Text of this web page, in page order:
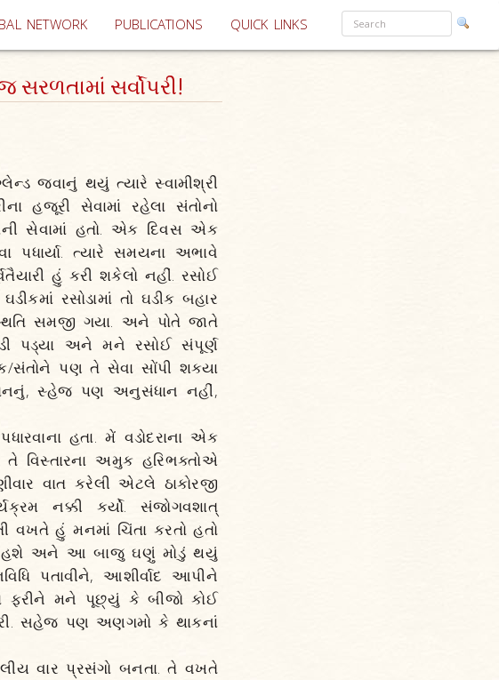
NETWORK PUBLICATIONS QUICK LINKS
સર્વોપરી!
જવાનું થયું ત્યારે સ્વામીશ્રી
હજૂરી સેવામાં રહેલા સંતોનો
સેવામાં હતો. એક દિવસ એક
પધાર્યા. ત્યારે સમયના અભાવે
હું કરી શકેલો નહીં. રસોઈ
રસોડામાં તો ઘડીક બહાર
સમજી ગયા. અને પોતે જાતે
પડ્યા અને મને રસોઈ સંપૂર્ણ
સંતોને પણ તે સેવા સોંપી શક્યા
સ્હેજ પણ અનુસંધાન નહીં,
હતા. મેં વડોદરાના એક
તે વિસ્તારના અમુક હરિભક્તોએ
વાત કરેલી એટલે ઠાકોરજી
નક્કી કર્યો. સંજોગવશાત્‌
વખતે હું મનમાં ચિંતા કરતો હતો
હશે અને આ બાજુ ઘણું મોડું થયું
પતાવીને, આશીર્વાદ આપીને
ફરીને મને પૂછ્યું કે બીજો કોઈ
સહેજ પણ અણગમો કે થાકનાં
વાર પ્રસંગો બનતા. તે વખતે